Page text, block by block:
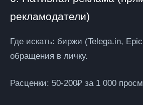
рекламодатели)
Где искать: биржи (Telega.in,
обращения в личку.
Расценки: 50-200₽ за 1 000